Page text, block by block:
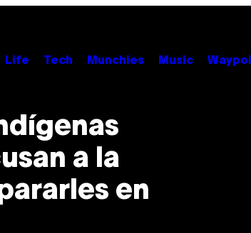
Life Tech Munchies Music
a la
en